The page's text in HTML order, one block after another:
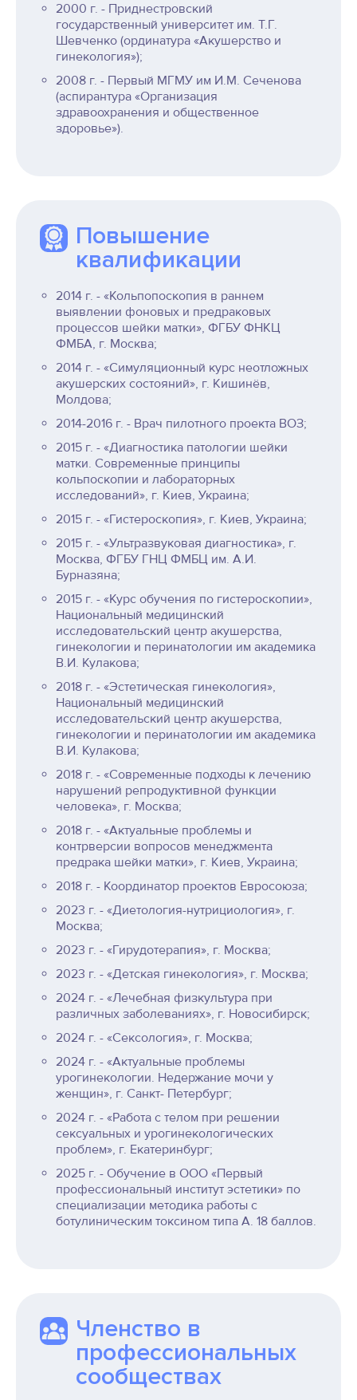
2000 г. - Приднестровский
государственный университет им. Т.Г.
Шевченко (ординатура «Акушерство и
гинекология»);
2008 г. - Первый МГМУ им И.М. Сеченова
(аспирантура «Организация
здравоохранения и общественное
здоровье»).
Повышение
квалификации
2014 г. - «Кольпопоскопия в раннем
выявлении фоновых и предраковых
процессов шейки матки», ФГБУ ФНКЦ
ФМБА, г. Москва;
2014 г. - «Симуляционный курс неотложных
акушерских состояний», г. Кишинёв,
Молдова;
2014-2016 г. - Врач пилотного проекта ВОЗ;
2015 г. - «Диагностика патологии шейки
матки. Современные принципы
кольпоскопии и лабораторных
исследований», г. Киев, Украина;
2015 г. - «Гистероскопия», г. Киев, Украина;
2015 г. - «Ультразвуковая диагностика», г.
Москва, ФГБУ ГНЦ ФМБЦ им. А.И.
Бурназяна;
2015 г. - «Курс обучения по гистероскопии»,
Национальный медицинский
исследовательский центр акушерства,
гинекологии и перинатологии им академика
В.И. Кулакова;
2018 г. - «Эстетическая гинекология»,
Национальный медицинский
исследовательский центр акушерства,
гинекологии и перинатологии им академика
В.И. Кулакова;
2018 г. - «Современные подходы к лечению
нарушений репродуктивной функции
человека», г. Москва;
2018 г. - «Актуальные проблемы и
контрверсии вопросов менеджмента
предрака шейки матки», г. Киев, Украина;
2018 г. - Координатор проектов Евросоюза;
2023 г. - «Диетология-нутрициология», г.
Москва;
2023 г. - «Гирудотерапия», г. Москва;
2023 г. - «Детская гинекология», г. Москва;
2024 г. - «Лечебная физкультура при
различных заболеваниях», г. Новосибирск;
2024 г. - «Сексология», г. Москва;
2024 г. - «Актуальные проблемы
урогинекологии. Недержание мочи у
женщин», г. Санкт- Петербург;
2024 г. - «Работа с телом при решении
сексуальных и урогинекологических
проблем», г. Екатеринбург;
2025 г. - Обучение в ООО «Первый
профессиональный институт эстетики» по
специализации методика работы с
ботулиническим токсином типа А. 18 баллов.
Членство в
профессиональных
сообществах